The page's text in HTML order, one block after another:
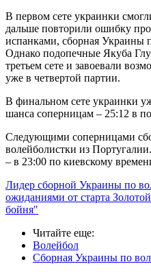
В первом сете украинки
дальше повторили ошибку
испанками, сборная Украины
Однако подопечные Якуба
третьем сете и завоевали
уже в четвертой партии.
В финальном сете украинки
шанса соперницам – 25:12 в
Следующими соперницами
волейболистки из
– в 23:00 по киевскому
Лидер сборной Украины по
ожиданиями от старта
бойня"
Читайте еще:
Волейбол
Сборная Украины по